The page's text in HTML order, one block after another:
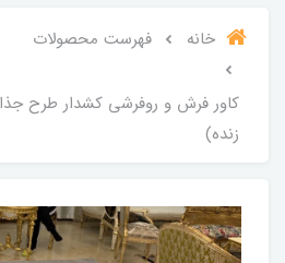
خانه فهرست محصولات
زنده)